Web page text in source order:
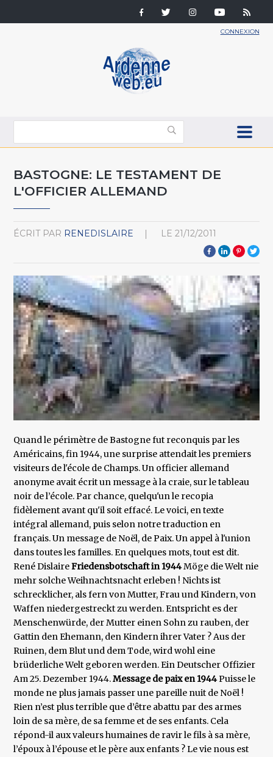
CONNEXION
BASTOGNE: LE TESTAMENT DE
L'OFFICIER ALLEMAND
ÉCRIT PAR RENEDISLAIRE LE 21/12/2011
Quand le périmètre de Bastogne fut reconquis par les
Américains, fin 1944, une surprise attendait les premiers
visiteurs de l'école de Champs. Un officier allemand
anonyme avait écrit un message à la craie, sur le tableau
noir de l’école. Par chance, quelqu'un le recopia
fidèlement avant qu'il soit effacé. Le voici, en texte
intégral allemand, puis selon notre traduction en
français. Un message de Noël, de Paix. Un appel à l'union
dans toutes les familles. En quelques mots, tout est dit.
René DislaireFriedensbotschaft in 1944Möge die Welt nie
mehr solche Weihnachtsnacht erleben ! Nichts ist
schrecklicher, als fern von Mutter, Frau und Kindern, von
Waffen niedergestreckt zu werden. Entspricht es der
Menschenwürde, der Mutter einen Sohn zu rauben, der
Gattin den Ehemann, den Kindern ihrer Vater ? Aus der
Ruinen, dem Blut und dem Tode, wird wohl eine
brüderliche Welt geboren werden. Ein Deutscher Offizier
Am 25. Dezember 1944.Message de paix en 1944Puisse le
monde ne plus jamais passer une pareille nuit de Noël !
Rien n’est plus terrible que d’être abattu par des armes
loin de sa mère, de sa femme et de ses enfants. Cela
répond-il aux valeurs humaines de ravir le fils à sa mère,
l’époux à l’épouse et le père aux enfants ? Le vie nous est